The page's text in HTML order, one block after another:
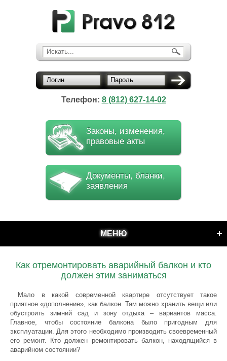
Искать...
Логин Пароль
Телефон: 8 (812) 627-14-02
Законы, изменения,
правовые акты
Документы, бланки,
заявления
МЕНЮ
Как отремонтировать аварийный балкон и кто
должен этим заниматься
Мало в какой современной квартире отсутствует такое
приятное «дополнение», как балкон. Там можно хранить вещи или
обустроить зимний сад и зону отдыха – вариантов масса.
Главное, чтобы состояние балкона было пригодным для
эксплуатации. Для этого необходимо производить своевременный
его ремонт. Кто должен ремонтировать балкон, находящийся в
аварийном состоянии?